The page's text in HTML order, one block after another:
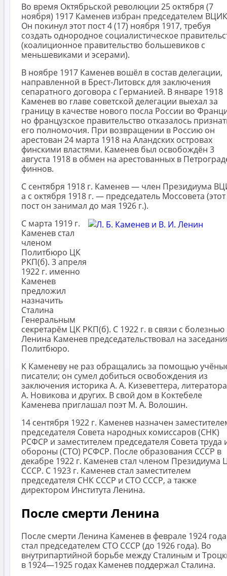
Во время Октябрьской революции 25 октября (7
ноября) 1917 Каменев избран председателем
Он покинул этот пост 4 (17) ноября 1917, требуя
создать однородное социалистическое
(коалиционное правительство большевиков с
меньшевиками и эсерами).
В ноябре 1917 Каменев вошёл в состав делегации,
направленной в Брест-Литовск для заключения
сепаратного договора с Германией. В январе 1918
Каменев во главе советской делегации выехал за
границу в качестве нового посла России во
но французское правительство отказалось
его полномочия. При возвращении в Россию он
арестован 24 марта 1918 на Аландских островах
финскими властями. Каменев был освобождён 3
августа 1918 в обмен на арестованных в
финнов.
С сентября 1918 г. Каменев — член Президиума
а с октября 1918 г. — председатель Моссовета (этот
пост он занимал до мая 1926 г.).
С марта 1919 г.
Каменев стал
членом
Политбюро ЦК
РКП(б). 3 апреля
1922 г. именно
Каменев
предложил
назначить
Сталина
Генеральным
секретарём ЦК РКП(б). С 1922 г. в связи с болезнью
Ленина Каменев председательствовал на
Политбюро.
К Каменеву не раз обращались за помощью
писатели; он сумел добиться освобождения из
заключения историка А. А. Кизеветтера,
А. Новикова и других. В свой дом в Коктебеле
Каменева приглашал поэт М. А. Волошин.
14 сентября 1922 г. Каменев назначен
председателя Совета народных комиссаров (СНК)
РСФСР и заместителем председателя Совета труда
обороны (СТО) РСФСР. После образования СССР в
декабре 1922 г. Каменев стал членом Президиума
СССР. С 1923 г. Каменев стал заместителем
председателя СНК СССР и СТО СССР, а также
директором Института Ленина.
После смерти Ленина
После смерти Ленина Каменев в феврале 1924 года
стал председателем СТО СССР (до 1926 года). Во
внутрипартийной борьбе между Сталиным и
в 1924—1925 годах Каменев поддержал Сталина.